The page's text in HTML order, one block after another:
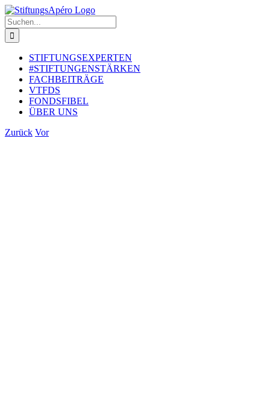
Zum
Inhalt
springen
Suche
nach:
STIFTUNGSEXPERTEN
#STIFTUNGENSTÄRKEN
FACHBEITRÄGE
VTFDS
FONDSFIBEL
ÜBER UNS
Zurück Vor